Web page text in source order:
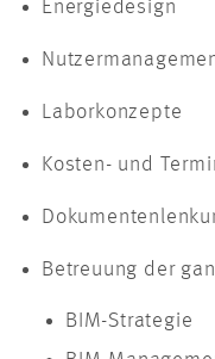
Energiedesign
Laborkonzepte
Kosten- und
Betreuung der
BIM-Strategie